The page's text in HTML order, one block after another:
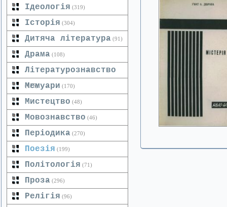
Ідеологія (319)
Історія (304)
Дитяча література (91)
Драма (108)
Літературознавство
(125)
Мемуари (170)
Мистецтво (48)
Мовознавство (46)
Періодика (270)
Поезія (199)
Політологія (71)
Проза (296)
Релігія (96)